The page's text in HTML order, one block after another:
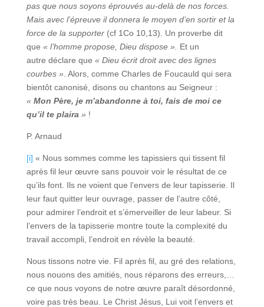
pas que nous soyons éprouvés au-delà de nos forces.
Mais avec l’épreuve il donnera le moyen d’en sortir et la
force de la supporter (cf 1Co 10,13). Un proverbe dit
que « l’homme propose, Dieu dispose ».
Et un
autre déclare que « Dieu écrit droit avec des lignes
courbes » . Alors, comme Charles de Foucauld qui sera
bientôt canonisé, disons ou chantons au Seigneur :
« Mon Père, je m’abandonne à toi, fais de moi ce
qu’il te plaira » !
P. Arnaud
[i] « Nous sommes comme les tapissiers qui tissent fil
après fil leur œuvre sans pouvoir voir le résultat de ce
qu’ils font. Ils ne voient que l’envers de leur tapisserie. Il
leur faut quitter leur ouvrage, passer de l’autre côté,
pour admirer l’endroit et s’émerveiller de leur labeur. Si
l’envers de la tapisserie montre toute la complexité du
travail accompli, l’endroit en révèle la beauté.
Nous tissons notre vie. Fil après fil, au gré des relations,
nous nouons des amitiés, nous réparons des erreurs,…
ce que nous voyons de notre œuvre paraît désordonné,
voire pas très beau. Le Christ Jésus, Lui voit l’envers et